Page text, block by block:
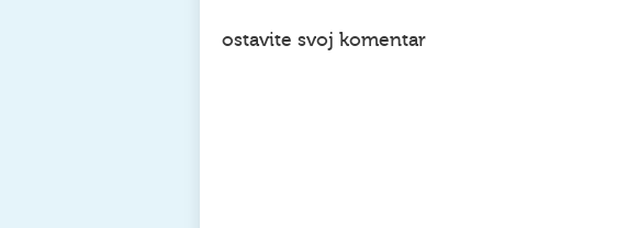
ostavite svoj komentar